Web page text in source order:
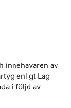
innehavaren av
enligt Lag
i följd av